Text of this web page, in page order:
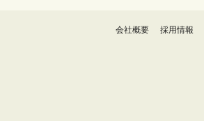
会社概要 採用情報